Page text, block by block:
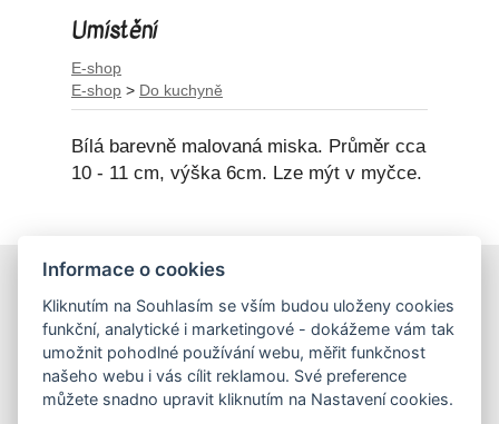
Umístění
E-shop
E-shop > Do kuchyně
Bílá barevně malovaná miska. Průměr cca
10 - 11 cm, výška 6cm. Lze mýt v myčce.
Obchodní podmínky
Podmínky ochrany osobních údajů
Hrnečky Ateliér Hrnečky
Informace o cookies
Kliknutím na Souhlasím se vším budou uloženy cookies
funkční, analytické i marketingové - dokážeme vám tak
umožnit pohodlné používání webu, měřit funkčnost
našeho webu i vás cílit reklamou. Své preference
můžete snadno upravit kliknutím na Nastavení cookies.